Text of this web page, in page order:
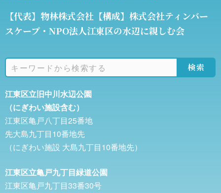
【代表】物林株式会社【構成】株式会社ティンバー
スケープ・NPO法人江東区の水辺に親しむ会
検索
江東区立旧中川水辺公園
（にぎわい施設含む）
江東区亀戸八丁目25番地
先大島九丁目10番地先
（にぎわい施設 大島九丁目10番地先）
江東区立亀戸九丁目緑道公園
江東区亀戸九丁目33番30号